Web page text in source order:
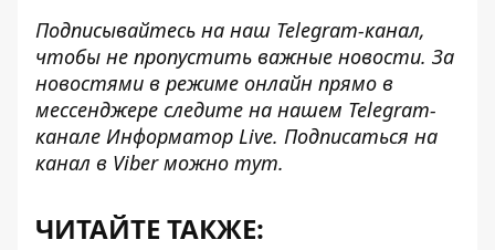
Подписывайтесь на наш Telegram-канал,
чтобы не пропустить важные новости. За
новостями в режиме онлайн прямо в
мессенджере следите на нашем Telegram-
канале Информатор Live. Подписаться на
канал в Viber можно тут.
ЧИТАЙТЕ ТАКЖЕ: